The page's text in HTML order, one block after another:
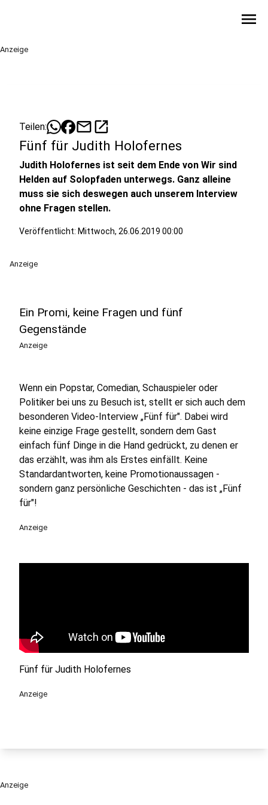
menu
Anzeige
Teilen: mailopen_in_new
Fünf für Judith Holofernes
Judith Holofernes ist seit dem Ende von Wir sind
Helden auf Solopfaden unterwegs. Ganz alleine
muss sie sich deswegen auch unserem Interview
ohne Fragen stellen.
Veröffentlicht: Mittwoch, 26.06.2019 00:00
Anzeige
Ein Promi, keine Fragen und fünf
Gegenstände
Anzeige
Wenn ein Popstar, Comedian, Schauspieler oder
Politiker bei uns zu Besuch ist, stellt er sich auch dem
besonderen Video-Interview „Fünf für". Dabei wird
keine einzige Frage gestellt, sondern dem Gast
einfach fünf Dinge in die Hand gedrückt, zu denen er
das erzählt, was ihm als Erstes einfällt. Keine
Standardantworten, keine Promotionaussagen -
sondern ganz persönliche Geschichten - das ist „Fünf
für"!
Anzeige
Fünf für Judith Holofernes
Anzeige
Anzeige